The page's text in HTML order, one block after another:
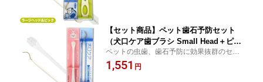
【セット商品】ペット歯石予防セット
（犬口ケア歯ブラシ Small Head＋ピッ
ク＆ピック）【お買い得】 犬 ドッグ
DOG 歯みがき オーラルケア お手入れ
ペットの虫歯、歯石予防に効果抜群のセッ
ト商品!!【ドッグ 犬グッズ 雑貨 プードル】
1,551 円